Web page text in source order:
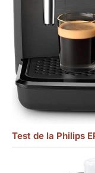
Test de la Philips